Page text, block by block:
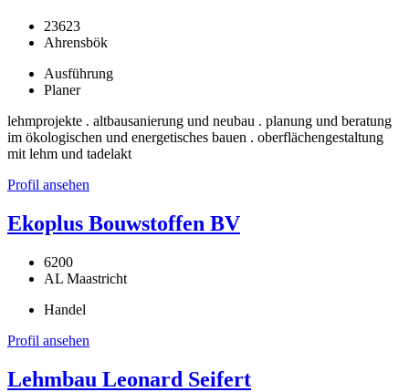
23623
Ahrensbök
Ausführung
Planer
lehmprojekte . altbausanierung und neubau . planung und beratung
im ökologischen und energetisches bauen . oberflächengestaltung
mit lehm und tadelakt
Profil ansehen
Ekoplus Bouwstoffen BV
6200
AL Maastricht
Handel
Profil ansehen
Lehmbau Leonard Seifert